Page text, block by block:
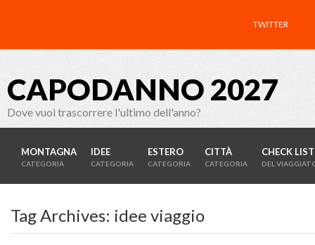
TWITTER
CAPODANNO 2027
Dove vuoi trascorrere l'ultimo dell'anno?
MONTAGNA
CATEGORIA
IDEE
CATEGORIA
ESTERO
CATEGORIA
CITTÀ
CATEGORIA
CHECK LIST
DEL
Tag Archives: idee viaggio